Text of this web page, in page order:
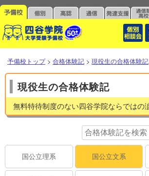
予備校トップ > 合格体験記 > 現役生の合格体験記
現役生の合格体験記
無料特待制度のない四谷学院ならではの
国公立理系 国公立文系